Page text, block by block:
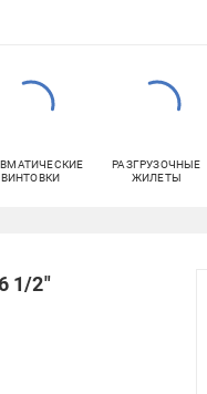
ВИНТОВКИ
РАЗГРУЗОЧНЫЕ
ЖИЛЕТЫ
1/2"